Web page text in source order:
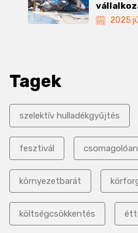
2025
Tagek
szelektív hulladékgyűjtés
fesztivál
környezetbarát
költségcsökkentés